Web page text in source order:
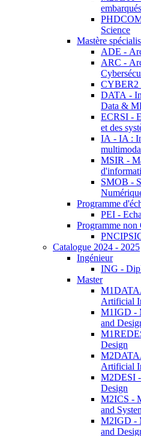
Science
Mastère
ADE -
ARC -
CYBER2
DATA -
Data &
ECRSI -
et des
IA - IA :
MSIR -
SMOB -
Programme
PEI -
Programme non
Catalogue 2024 - 2025
Ingénieur
ING -
Master
Artificial
M1IGD -
and
Design
Artificial
M2DESI
Design
M2ICS -
and
M2IGD -
and